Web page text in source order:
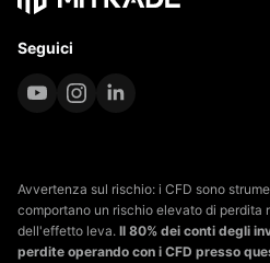
Seguici
Avvertenza sul rischio: i CFD sono
comportano un rischio elevato di perdita
dell'effetto leva. Il 80% dei conti degli
perdite operando con i CFD presso